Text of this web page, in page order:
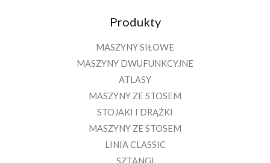
Produkty
MASZYNY SIŁOWE
MASZYNY DWUFUNKCYJNE
ATLASY
MASZYNY ZE STOSEM
STOJAKI I DRĄŻKI
MASZYNY ZE STOSEM
LINIA CLASSIC